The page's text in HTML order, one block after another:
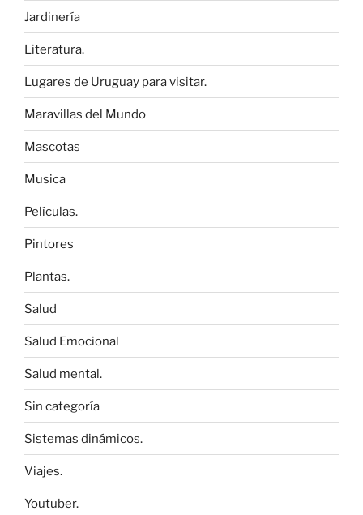
Jardinería
Literatura.
Lugares de Uruguay para visitar.
Maravillas del Mundo
Mascotas
Musica
Películas.
Pintores
Plantas.
Salud
Salud Emocional
Salud mental.
Sin categoría
Sistemas dinámicos.
Viajes.
Youtuber.